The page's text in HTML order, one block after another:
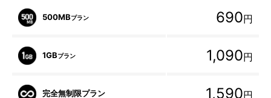
500MBプラン 690円
1GBプラン 1,090円
完全無制限プラン 1,590円